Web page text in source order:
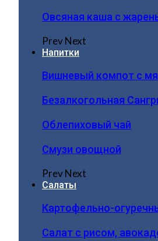
Овсяная каша с
PrevNext
Напитки
Вишневый компот с
Безалкогольная
Облепиховый чай
Смузи овощной
PrevNext
Салаты
Картофельно-
Салат с рисом,